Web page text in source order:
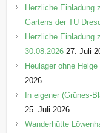
Herzliche Einladung
Gartens der TU
Herzliche Einladung
30.08.2026 27. Juli
Heulager ohne
2026
In eigener (Grünes-
25. Juli 2026
Wanderhütte